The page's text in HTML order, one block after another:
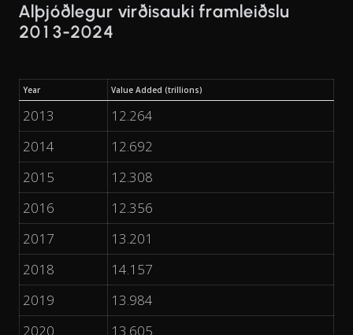
Alþjóðlegur virðisauki framleiðslu
2013-2024
Year Value Added (trillions)
2013
12.264
2014
12.692
2015
12.308
2016
12.356
2017
13.201
2018
14.157
2019
13.984
2020
13.605